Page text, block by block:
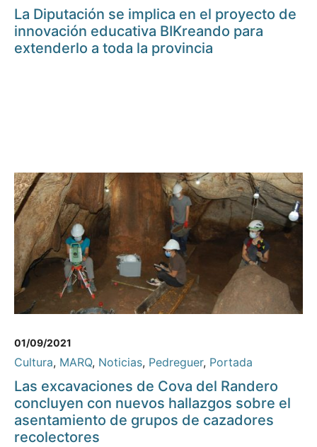
La Diputación se implica en el proyecto de
innovación educativa BIKreando para
extenderlo a toda la provincia
01/09/2021
Cultura, MARQ, Noticias, Pedreguer, Portada
Las excavaciones de Cova del Randero
concluyen con nuevos hallazgos sobre el
asentamiento de grupos de cazadores
recolectores